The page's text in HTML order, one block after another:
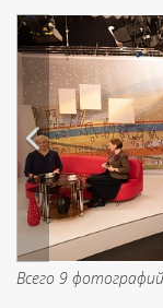
Всего 9 фотографий